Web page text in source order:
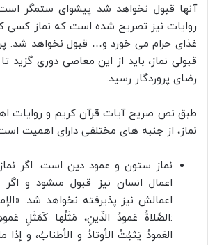
روايات نیز تصريح شده است كه نماز كسى
غذای حرام می خورد و… قبول نخواهد شد.
قبولی نماز، باید از این معاصی دوری گزید
رضای پروردگار رسید.
طبق نص صریح آیات قرآن کریم و روایات
نماز، از جنبه های مختلفی دارای اهمیت
نماز ستون و عمود دین است. اگر
اعمال انسان نیز قبول مى‏شود و اگر
اعمالش نیز پذیرفته نخواهد شد.
:الصَّلاةُ عَمودُ الدِّينِ، مَثَلُها كَمَثَلِ
العَمودُ يَثبُتُ الأوتادُ و الأطنابُ، و إذا